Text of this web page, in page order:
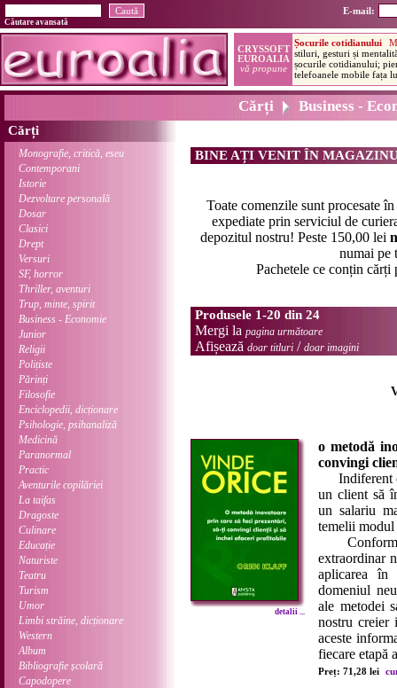
E-mail:
Căutare avansată
Cărți Business -
Cărți
Monografie, critică, eseu
Contemporani
Istorie
Dezvoltare personală
Dosar
Clasici
Drept
Versuri
SF, horror
Thriller, aventuri
Trup, minte, spirit
Business - Economie
Junior
Religii
Polițiste
Părinți
Filosofie
Enciclopedii, dicționare
Psihologie, psihanaliză
Medicină
Paranormal
Practic
Aventurile copilăriei
La taifas
Dragoste
Culinare
Educație
Naturiste
Teatru
Turism
Umor
Limbi străine, dicționare
Western
Album
Bibliografie școlară
Capodopere
BINE AȚI VENIT ÎN
Toate comenzile sunt procesate în
expediate prin serviciul de
depozitul nostru! Peste 150,00 lei
numai pe
Pachetele ce conțin cărți
Produsele 1-20 din 24
Mergi la pagina următoare
Afișează doar titluri / doar imagini
detalii ...
o metodă
convingi
Indiferent
un client să
un salariu
temelii
Conform
extraordinar
aplicarea
domeniul
ale metodei
nostru creier
aceste
fiecare etapă
Preț: 71,28 lei